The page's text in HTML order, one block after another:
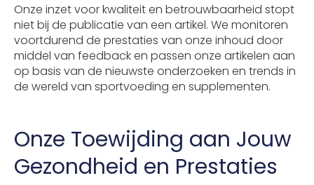
Onze inzet voor kwaliteit en betrouwbaarheid stopt
niet bij de publicatie van een artikel. We monitoren
voortdurend de prestaties van onze inhoud door
middel van feedback en passen onze artikelen aan
op basis van de nieuwste onderzoeken en trends in
de wereld van sportvoeding en supplementen.
Onze Toewijding aan Jouw
Gezondheid en Prestaties